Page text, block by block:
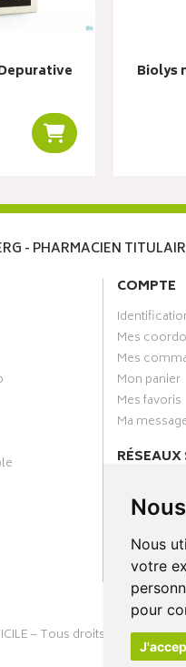
Nous
votre
pour
Ajouter au panier
Biolys
- PHARMACIEN
COMPTE
Mes
Mes
Mon panier
Mes favoris
Ma
– Tous droits réservés –